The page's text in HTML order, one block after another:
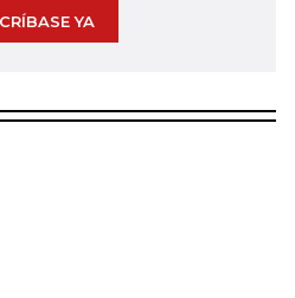
YA